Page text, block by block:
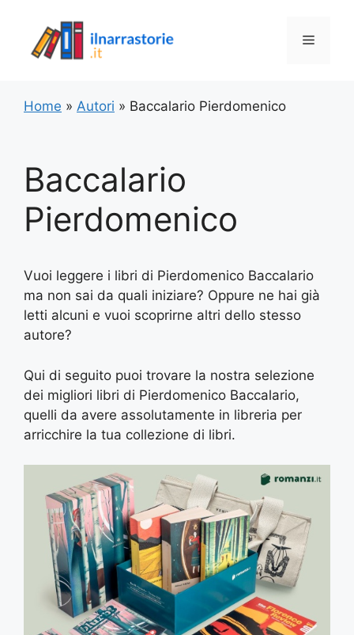
contenuto
Menu
Home » Autori » Baccalario Pierdomenico
Baccalario
Pierdomenico
Vuoi leggere i libri di Pierdomenico Baccalario
ma non sai da quali iniziare? Oppure ne hai già
letti alcuni e vuoi scoprirne altri dello stesso
autore?
Qui di seguito puoi trovare la nostra selezione
dei migliori libri di Pierdomenico Baccalario,
quelli da avere assolutamente in libreria per
arricchire la tua collezione di libri.